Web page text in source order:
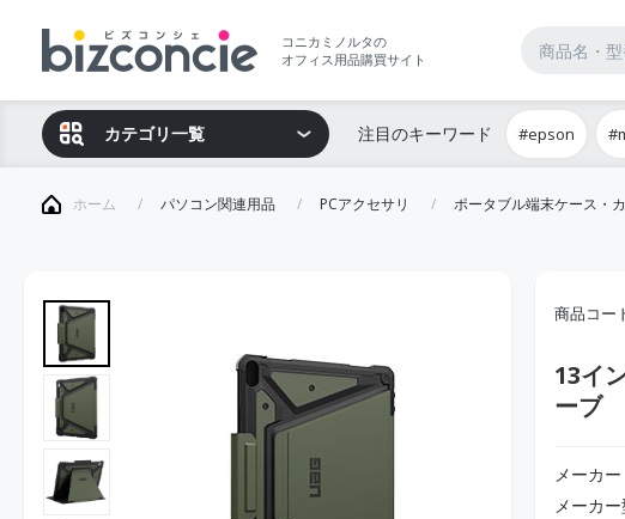
コニカミノルタの
オフィス用品購買サイト
カテゴリ一覧 注目のキーワード #epson
ホーム パソコン関連用品 PCアクセサリ ポータブル端末ケース・
商品コー
13イ
ーブ
メーカー
メーカ